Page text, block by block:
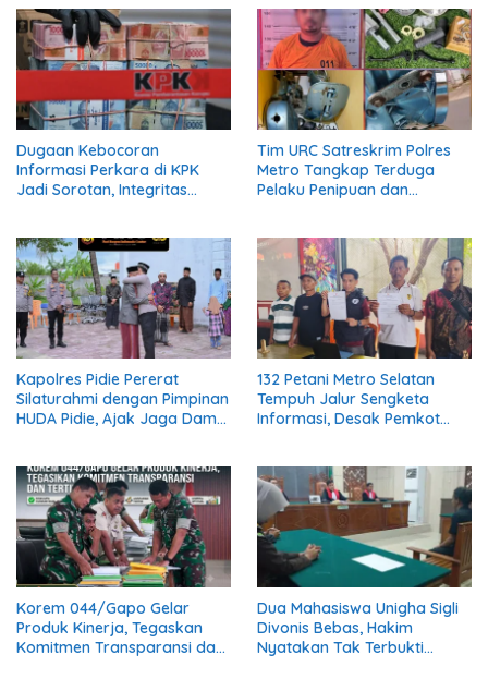
Dugaan Kebocoran
Informasi Perkara di KPK
Jadi Sorotan, Integritas
Tim URC Satreskrim Polres
Metro Tangkap Terduga
Pelaku Penipuan dan
Kapolres Pidie Pererat
Silaturahmi dengan Pimpinan
HUDA Pidie, Ajak Jaga Damai
132 Petani Metro Selatan
Tempuh Jalur Sengketa
Informasi, Desak Pemkot
Korem 044/Gapo Gelar
Produk Kinerja, Tegaskan
Komitmen Transparansi dan
Dua Mahasiswa Unigha Sigli
Divonis Bebas, Hakim
Nyatakan Tak Terbukti